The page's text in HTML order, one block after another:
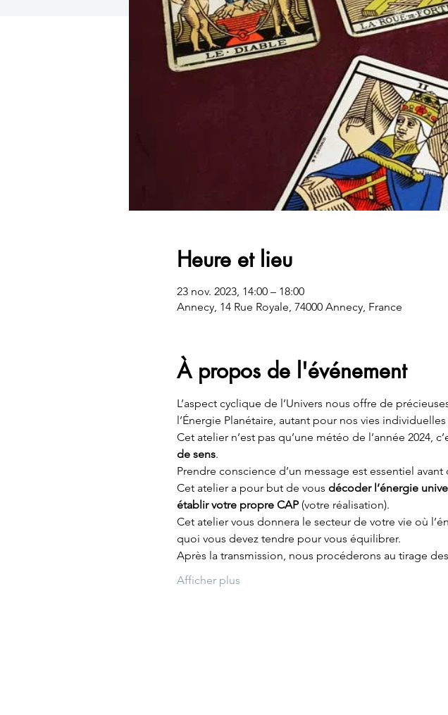
Heure et lieu
23 nov. 2023, 14:00 – 18:00
Annecy, 14 Rue Royale, 74000 Annecy, France
À propos de l'événement
L’aspect cyclique de l’Univers nous offre de
l’Énergie Planétaire, autant pour nos vies
Cet atelier n’est pas qu’une météo de l’année 2024,
de sens.
Prendre conscience d’un message est essentiel
Cet atelier a pour but de vous décoder l’énergie
établir votre propre CAP (votre réalisation).
Cet atelier vous donnera le secteur de votre vie où
quoi vous devez tendre pour vous équilibrer.
Après la transmission, nous procéderons au tirage
Afficher plus